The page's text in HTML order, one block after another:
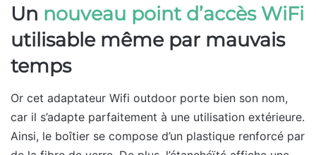
Un nouveau point d’accès WiFi
utilisable même par mauvais
temps
Or cet adaptateur Wifi outdoor porte bien son nom,
car il s’adapte parfaitement à une utilisation extérieure.
Ainsi, le boîtier se compose d’un plastique renforcé par